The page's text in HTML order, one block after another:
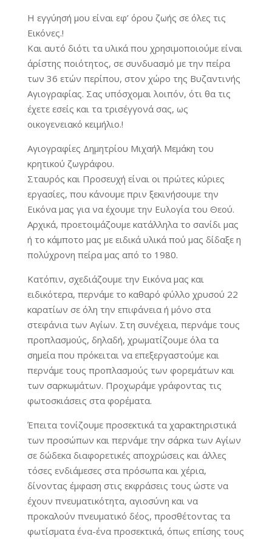
Η εγγύησή μου είναι εφ’ όρου ζωής σε όλες τις
Εικόνες.!
Και αυτό διότι τα υλικά που χρησιμοποιούμε είναι
άρίστης ποιότητος, σε συνδυασμό με την πείρα
των 36 ετών περίπου, στον χώρο της Βυζαντινής
Αγιογραφίας. Σας υπόσχομαι λοιπόν, ότι θα τις
έχετε εσείς και τα τρισέγγονά σας, ως
οικογενειακό κειμήλιο.!
Αγιογραφίες Δημητρίου Μιχαήλ Μεμάκη του
κρητικού ζωγράφου.
Σταυρός και Προσευχή είναι οι πρώτες κύριες
εργασίες, που κάνουμε πριν ξεκινήσουμε την
Εικόνα μας για να έχουμε την Ευλογία του Θεού.
Αρχικά, προετοιμάζουμε κατάλληλα το σανίδι μας
ή το κάμποτο μας με ειδικά υλικά πού μας δίδαξε η
πολύχρονη πείρα μας από το 1980.
Κατόπιν, σχεδιάζουμε την Εικόνα μας και
ειδικότερα, περνάμε το καθαρό φύλλο χρυσού 22
καρατίων σε όλη την επιφάνεια ή μόνο στα
στεφάνια των Αγίων. Στη συνέχεια, περνάμε τους
προπλασμούς, δηλαδή, χρωματίζουμε όλα τα
σημεία που πρόκειται να επεξεργαστούμε και
περνάμε τους προπλασμούς των φορεμάτων και
των σαρκωμάτων. Προχωράμε γράφοντας τις
φωτοσκιάσεις στα φορέματα.
Έπειτα τονίζουμε προσεκτικά τα χαρακτηριστικά
των προσώπων και περνάμε την σάρκα των Αγίων
σε δώδεκα διαφορετικές αποχρώσεις και άλλες
τόσες ενδιάμεσες στα πρόσωπα και χέρια,
δίνοντας έμφαση στις εκφράσεις τους ώστε να
έχουν πνευματικότητα, αγιοσύνη και να
προκαλούν πνευματικό δέος, προσθέτοντας τα
φωτίσματα ένα-ένα προσεκτικά, όπως επίσης τους